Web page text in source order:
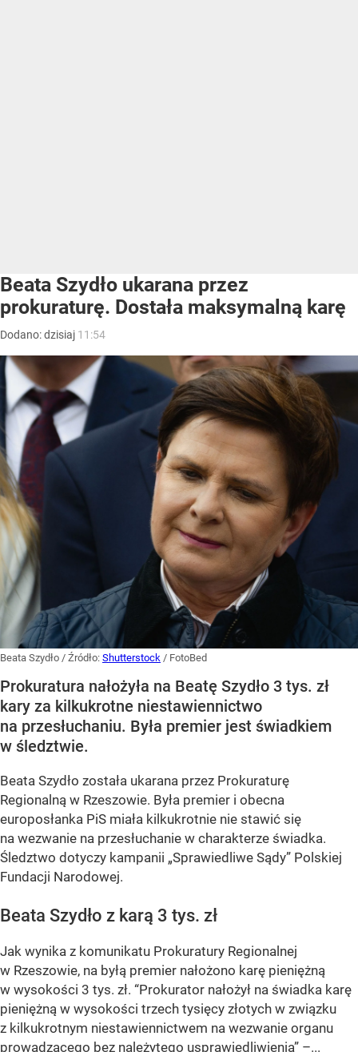
Beata Szydło ukarana przez
prokuraturę. Dostała maksymalną karę
Dodano:dzisiaj 11:54
Beata Szydło / Źródło: Shutterstock / FotoBed
Prokuratura nałożyła na Beatę Szydło 3 tys. zł
kary za kilkukrotne niestawiennictwo
na przesłuchaniu. Była premier jest świadkiem
w śledztwie.
Beata Szydło została ukarana przez Prokuraturę
Regionalną w Rzeszowie. Była premier i obecna
europosłanka PiS miała kilkukrotnie nie stawić się
na wezwanie na przesłuchanie w charakterze świadka.
Śledztwo dotyczy kampanii „Sprawiedliwe Sądy” Polskiej
Fundacji Narodowej.
Beata Szydło z karą 3 tys. zł
Jak wynika z komunikatu Prokuratury Regionalnej
w Rzeszowie, na byłą premier nałożono karę pieniężną
w wysokości 3 tys. zł. “Prokurator nałożył na świadka karę
pieniężną w wysokości trzech tysięcy złotych w związku
z kilkukrotnym niestawiennictwem na wezwanie organu
prowadzącego bez należytego usprawiedliwienia” –...